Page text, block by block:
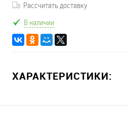
Рассчитать доставку
В наличии
ХАРАКТЕРИСТИКИ: